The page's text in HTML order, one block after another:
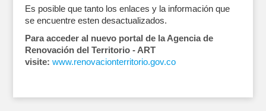
Es posible que tanto los enlaces y la información que
se encuentre esten desactualizados.
Para acceder al nuevo portal de la Agencia de
Renovación del Territorio - ART
visite: www.renovacionterritorio.gov.co